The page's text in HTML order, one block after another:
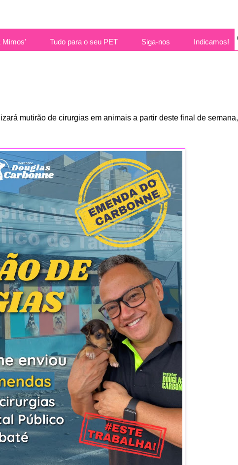
Mimos' Tudo para o seu PET Siga-nos Indicamos!
mutirão de cirurgias em animais a partir deste final de semana,